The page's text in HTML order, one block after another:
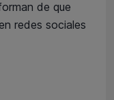
de que
redes sociales